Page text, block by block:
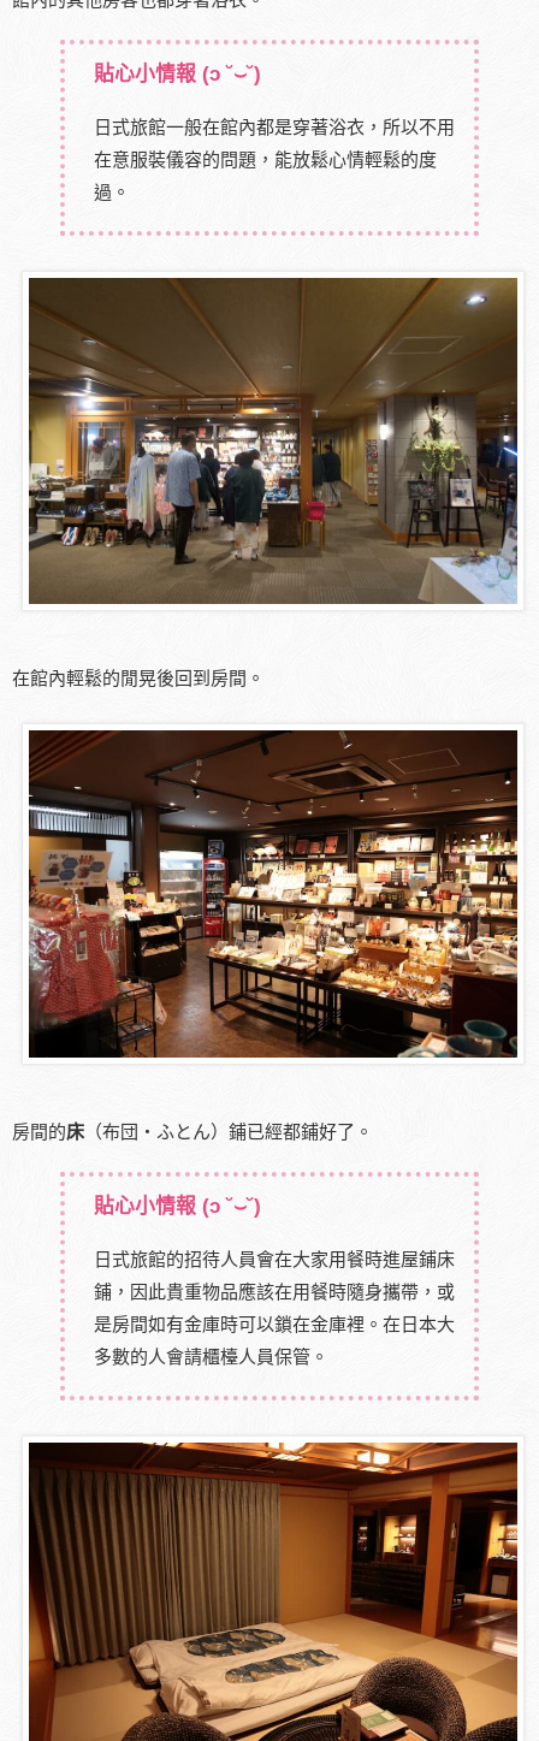
貼心小情報 (ɔ ˘⌣˘)
日式旅館一般在館內都是穿著浴衣，所以不用
在意服裝儀容的問題，能放鬆心情輕鬆的度
過。
在館內輕鬆的閒晃後回到房間。
房間的床 （布団・ふとん）鋪已經都鋪好了。
貼心小情報 (ɔ ˘⌣˘)
日式旅館的招待人員會在大家用餐時進屋鋪床
鋪，因此貴重物品應該在用餐時隨身攜帶，或
是房間如有金庫時可以鎖在金庫裡。在日本大
多數的人會請櫃檯人員保管。